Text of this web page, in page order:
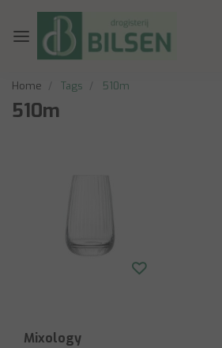
Home Tags 510m
510m
Mixology